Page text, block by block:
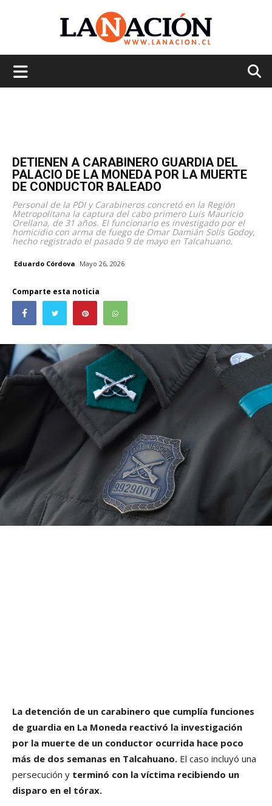
DETIENEN A CARABINERO GUARDIA DEL
PALACIO DE LA MONEDA POR LA MUERTE
DE CONDUCTOR BALEADO
Personal de la PDI y Carabineros concretó en la Región
Metropolitana la captura del cabo primero Luis Mauricio
Orellana, de 31 años. El funcionario es investigado por el
homicidio con arma de fuego de Omar Damián Solís Godoy,
hecho registrado el pasado 9 de mayo en Talcahuano.
Eduardo Córdova Mayo 26, 2026
Comparte esta noticia
La detención de un carabinero que cumplía funciones
de guardia en La Moneda reactivó la investigación
por la muerte de un conductor ocurrida hace poco
más de dos semanas en Talcahuano. El caso incluyó una
persecución y terminó con la víctima recibiendo un
disparo en el tórax.